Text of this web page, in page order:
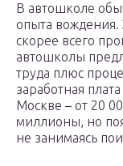
В автошколе
опыта вождения.
скорее всего
автошколы
труда плюс
заработная
Москве – от 20
миллионы, но
не занимаясь